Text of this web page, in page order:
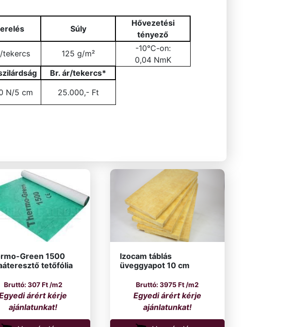
Súly
Hővezetési
tényező
/tekercs 125 g/m²
-10°C-on:
0,04 NmK
Br. ár/tekercs*
N/5 cm 25.000,- Ft
Green 1500
tetőfólia
307Ft/m2
Izocam táblás
üveggyapot 10 cm
3975Ft/m2